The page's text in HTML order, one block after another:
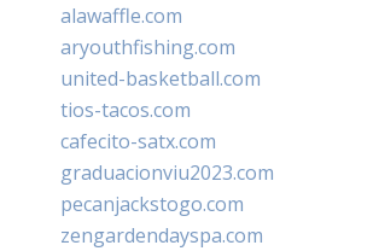
alawaffle.com
aryouthfishing.com
united-basketball.com
tios-tacos.com
cafecito-satx.com
graduacionviu2023.com
pecanjackstogo.com
zengardendayspa.com